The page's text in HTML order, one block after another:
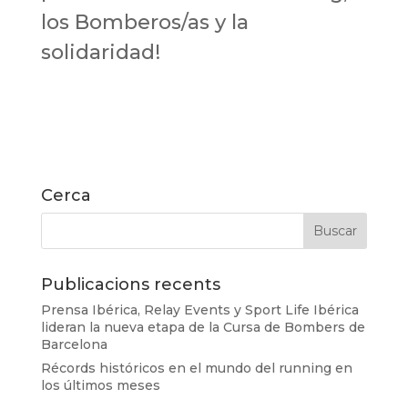
los Bomberos/as y la
solidaridad!
Cerca
Publicacions recents
Prensa Ibérica, Relay Events y Sport Life Ibérica
lideran la nueva etapa de la Cursa de Bombers de
Barcelona
Récords históricos en el mundo del running en
los últimos meses